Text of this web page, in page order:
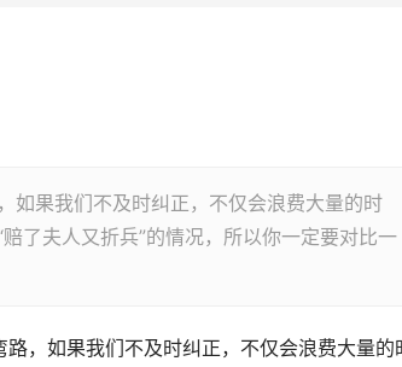
如果我们不及时纠正，不仅会浪费大量的时
了夫人又折兵”的情况，所以你一定要对比一
，如果我们不及时纠正，不仅会浪费大量的